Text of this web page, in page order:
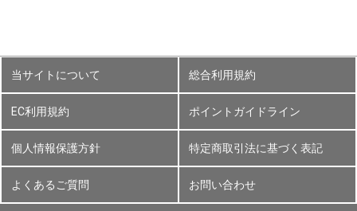
当サイトについて 総合利用規約
EC利用規約 ポイントガイドライン
個人情報保護方針 特定商取引法に基づく表記
よくあるご質問 お問い合わせ